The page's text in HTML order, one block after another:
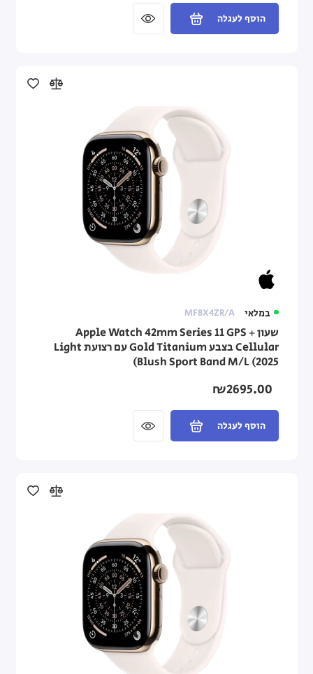
הוסף לעגלה
במלאי MF8X4ZR/A
שעון Apple Watch 42mm Series 11 GPS +
Cellular בצבע Gold Titanium עם רצועת Light
Blush Sport Band M/L (2025)
₪2695.00
הוסף לעגלה